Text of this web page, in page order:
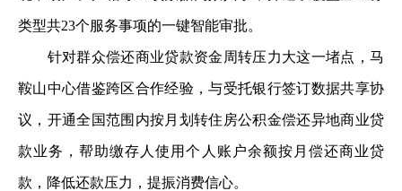
类型共23个服务事项的一键智能审批。
针对群众偿还商业贷款资金周转压力大这一堵点，马
鞍山中心借鉴跨区合作经验，与受托银行签订数据共享协
议，开通全国范围内按月划转住房公积金偿还异地商业贷
款业务，帮助缴存人使用个人账户余额按月偿还商业贷
款，降低还款压力，提振消费信心。